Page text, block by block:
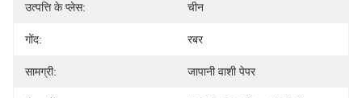
उत्पत्ति के प्लेस: चीन
गोंद: रबर
सामग्री: जापानी वाशी पेपर